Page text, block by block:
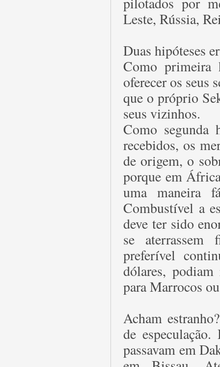
Leste, Rússia,
Duas hipóteses
Como primeira
oferecer os seus
que o próprio
seus vizinhos.
Como segunda
recebidos, os
de origem, o
porque em
uma maneira
Combustível a
deve ter sido
se aterrassem
preferível
dólares, podiam
para Marrocos
Acham
de
passavam em